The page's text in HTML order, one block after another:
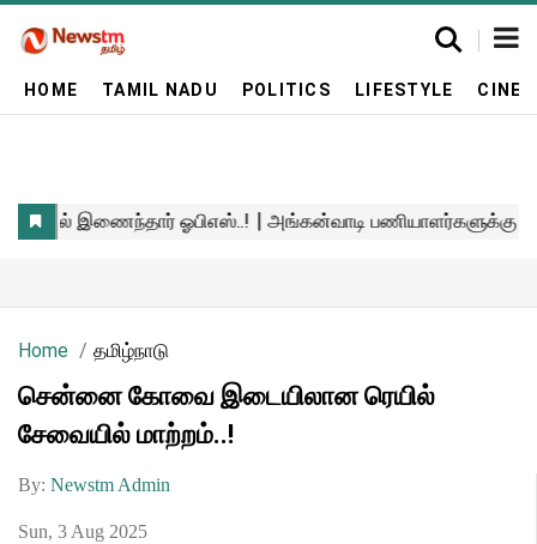
HOME TAMIL NADU POLITICS LIFESTYLE
Home தமிழ்நாடு
சென்னை கோவை இடையிலான ரெயில்
சேவையில் மாற்றம்..!
By: Newstm Admin
Sun, 3 Aug 2025